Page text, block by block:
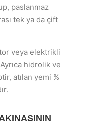
paslanmaz
tek ya da çift
veya elektrikli
hidrolik ve
atılan yemi %